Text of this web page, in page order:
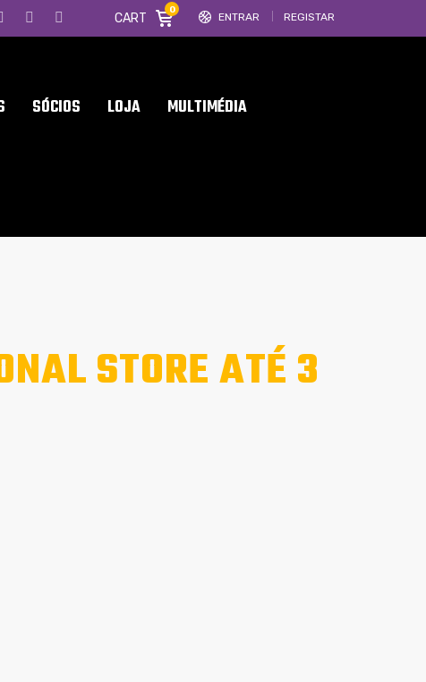
ENTRAR REGISTAR
CART
0
SÓCIOS LOJA MULTIMÉDIA
STORE ATÉ 3